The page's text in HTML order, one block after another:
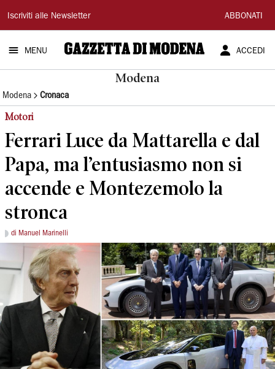
Gazzetta
di
Modena
Iscriviti alle Newsletter ABBONATI
MENU ACCEDI
Modena
Modena Cronaca
Motori
Ferrari Luce da Mattarella e dal
Papa, ma l’entusiasmo non si
accende e Montezemolo la
stronca
di Manuel Marinelli